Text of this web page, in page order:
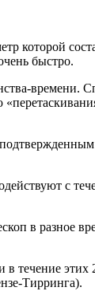
которой
быстро.
времени.
с
в разное
этих
Тирринга).